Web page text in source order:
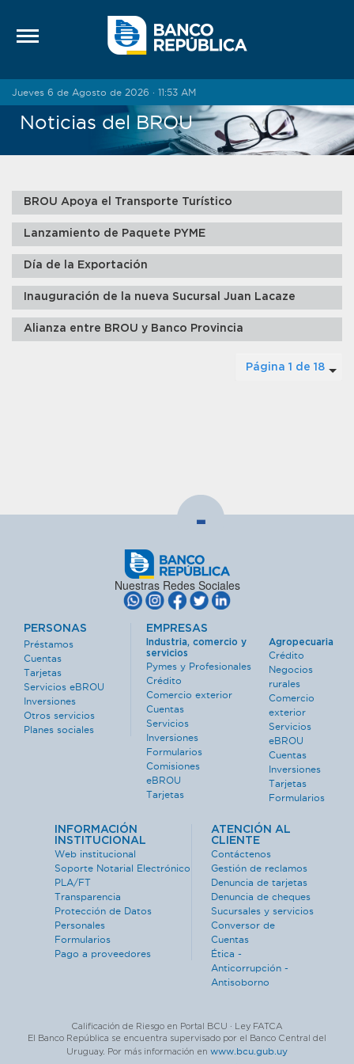
Jueves 6 de Agosto de 2026 · 11:53 AM
Noticias del BROU
BROU Apoya el Transporte Turístico
Lanzamiento de Paquete PYME
Día de la Exportación
Inauguración de la nueva Sucursal Juan Lacaze
Alianza entre BROU y Banco Provincia
Página 1 de 18
-
Nuestras Redes Sociales
PERSONAS
Préstamos
Cuentas
Tarjetas
Servicios eBROU
Inversiones
Otros servicios
Planes sociales
EMPRESAS
Industria, comercio y
servicios
Pymes y Profesionales
Crédito
Comercio exterior
Cuentas
Servicios
Inversiones
Formularios
Comisiones
eBROU
Tarjetas
Agropecuaria
Crédito
Negocios
rurales
Comercio
exterior
Servicios
eBROU
Cuentas
Inversiones
Tarjetas
Formularios
INFORMACIÓN
INSTITUCIONAL
Web institucional
Soporte Notarial Electrónico
PLA/FT
Transparencia
Protección de Datos
Personales
Formularios
Pago a proveedores
ATENCIÓN AL
CLIENTE
Contáctenos
Gestión de reclamos
Denuncia de tarjetas
Denuncia de cheques
Sucursales y servicios
Conversor de
Cuentas
Ética -
Anticorrupción -
Antisoborno
Calificación de Riesgo en Portal BCU · Ley FATCA
El Banco República se encuentra supervisado por el Banco Central del
Uruguay. Por más información en www.bcu.gub.uy